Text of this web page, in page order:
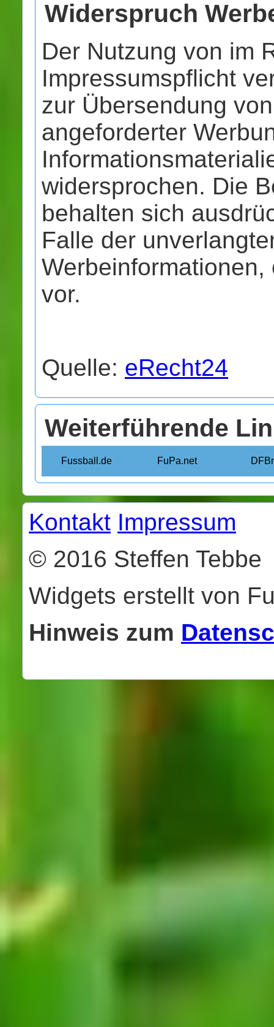
Widerspruch
Der Nutzung von im
Impressumspflicht
zur Übersendung
angeforderter
widersprochen. Die
behalten sich
Falle der
vor.
Quelle: eRecht24
Weiterführende
Fussball.de FuPa.net
Kontakt Impressum
© 2016 Steffen Tebbe
Widgets erstellt von
Hinweis zum